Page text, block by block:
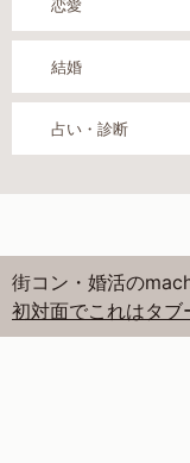
恋愛
結婚
占い・診断
街コン・婚活の
初対面でこれはタブ